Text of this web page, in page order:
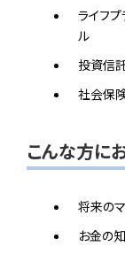
ライフ
ル
投資信
社会保
こんな方に
将来の
お金の